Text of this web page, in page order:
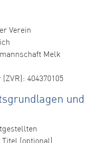
Verein
Melk
404370105
und
(optional),